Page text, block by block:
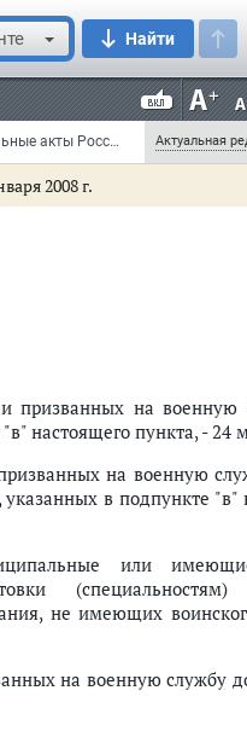
Найти
Федеральный закон от 6 июля 2006 г. N 104-ФЗ "О внесении изменений в отдельные законодательные акты Российской Федерации в связи с сокращением срока военной службы по призыву" (с изменениями и дополнениями) Актуальная
в установленный
указанного решения в
гражданина должна
субъекта
до
в законную силу
2008 г.
призванных на военную
настоящего пункта, - 24
на военную
в подпункте "в"
или
(специальностям)
не имеющих
на военную службу